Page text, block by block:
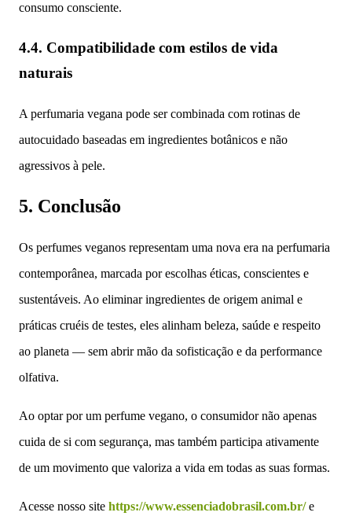
consumo consciente.
4.4. Compatibilidade com estilos de vida
naturais
A perfumaria vegana pode ser combinada com rotinas de
autocuidado baseadas em ingredientes botânicos e não
agressivos à pele.
5. Conclusão
Os perfumes veganos representam uma nova era na perfumaria
contemporânea, marcada por escolhas éticas, conscientes e
sustentáveis. Ao eliminar ingredientes de origem animal e
práticas cruéis de testes, eles alinham beleza, saúde e respeito
ao planeta — sem abrir mão da sofisticação e da performance
olfativa.
Ao optar por um perfume vegano, o consumidor não apenas
cuida de si com segurança, mas também participa ativamente
de um movimento que valoriza a vida em todas as suas formas.
Acesse nosso site https://www.essenciadobrasil.com.br/e